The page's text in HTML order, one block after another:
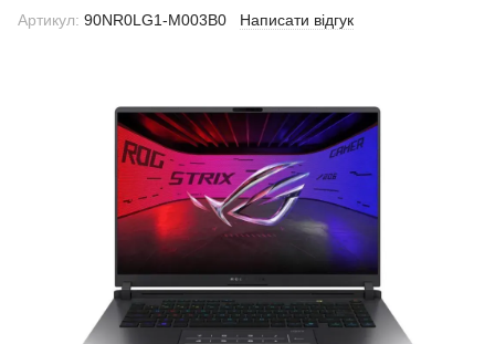
Артикул: 90NR0LG1-M003B0 Написати відгук